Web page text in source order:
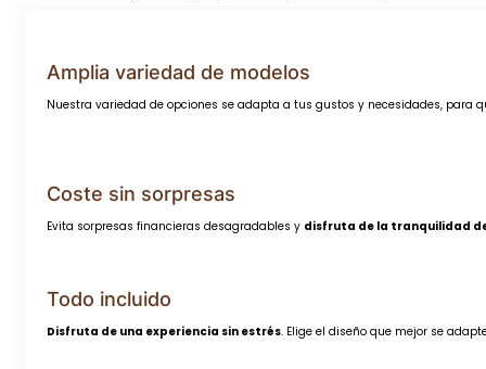
Amplia variedad de modelos
Nuestra variedad de opciones se adapta a tus gustos y necesidades, para
Coste sin sorpresas
Evita sorpresas financieras desagradables y disfruta de la tranquilidad
Todo incluido
Disfruta de una experiencia sin estrés. Elige el diseño que mejor se